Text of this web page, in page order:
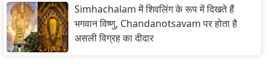
Simhachalam में शिवलिंग के रूप में दिखते हैं
भगवान विष्णु, Chandanotsavam पर होता है
असली विग्रह का दीदार